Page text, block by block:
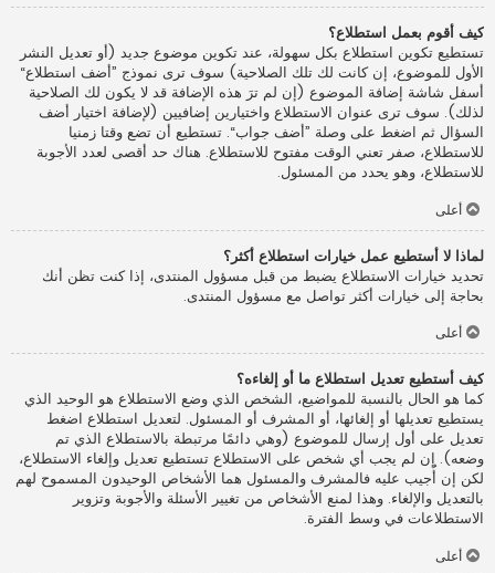
كيف أقوم بعمل استطلاع؟
تستطيع تكوين استطلاع بكل سهولة، عند تكوين موضوع جديد (أو تعديل النشر
الأول للموضوع، إن كانت لك تلك الصلاحية) سوف ترى نموذج ”أضف استطلاع“
أسفل شاشة إضافة الموضوع (إن لم ترَ هذه الإضافة قد لا يكون لك الصلاحية
لذلك). سوف ترى عنوان الاستطلاع واختيارين إضافيين (لإضافة اختيار أضف
السؤال ثم اضغط على وصلة ”أضف جواب“. تستطيع أن تضع وقتا زمنيا
للاستطلاع، صفر تعني الوقت مفتوح للاستطلاع. هناك حد أقصى لعدد الأجوبة
للاستطلاع، وهو يحدد من المسئول.
أعلى
لماذا لا أستطيع عمل خيارات استطلاع أكثر؟
تحديد خيارات الاستطلاع يضبط من قبل مسؤول المنتدى، إذا كنت تظن أنك
بحاجة إلى خيارات أكثر تواصل مع مسؤول المنتدى.
أعلى
كيف أستطيع تعديل استطلاع ما أو إلغاءه؟
كما هو الحال بالنسبة للمواضيع، الشخص الذي وضع الاستطلاع هو الوحيد الذي
يستطيع تعديلها أو إلغائها، أو المشرف أو المسئول. لتعديل استطلاع اضغط
تعديل على أول إرسال للموضوع (وهي دائمًا مرتبطة بالاستطلاع الذي تم
وضعه). إن لم يجب أي شخص على الاستطلاع تستطيع تعديل وإلغاء الاستطلاع،
لكن إن أُجيب عليه فالمشرف والمسئول هما الأشخاص الوحيدون المسموح لهم
بالتعديل والإلغاء. وهذا لمنع الأشخاص من تغيير الأسئلة والأجوبة وتزوير
الاستطلاعات في وسط الفترة.
أعلى